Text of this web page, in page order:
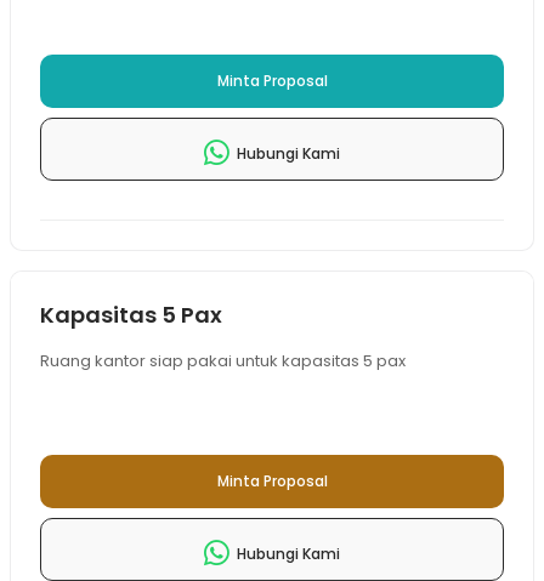
Minta Proposal
Hubungi Kami
Kapasitas 5 Pax
Ruang kantor siap pakai untuk kapasitas 5 pax
Minta Proposal
Hubungi Kami